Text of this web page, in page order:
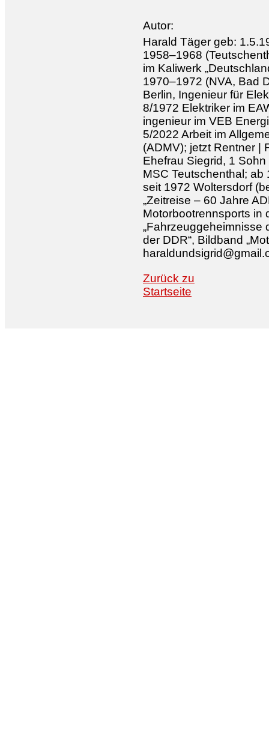
Autor:
Harald Täger geb:
1958–1968
im Kaliwerk
1970–1972 (NVA, Bad
Berlin, Ingenieur für
8/1972 Elektriker im
ingenieur im VEB
5/2022 Arbeit im
(ADMV); jetzt Rentner |
Ehefrau Siegrid, 1
MSC Teutschenthal; ab
seit 1972 Woltersdorf
„Zeitreise – 60 Jahre
Motorbootrennsports in
„Fahrzeuggeheimnisse
der DDR“, Bildband
Zurück zu
Startseite